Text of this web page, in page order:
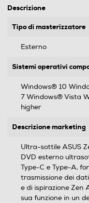
Descrizione
Tipo di masterizzatore
Esterno
Sistemi operativi
Windows® 10
7 Windows® Vista
higher
Descrizione marketing
Ultra-sottile ASUS
DVD esterno
Type-C e Type-A,
trasmissione dei
e di ispirazione Zen
sua funzione in un